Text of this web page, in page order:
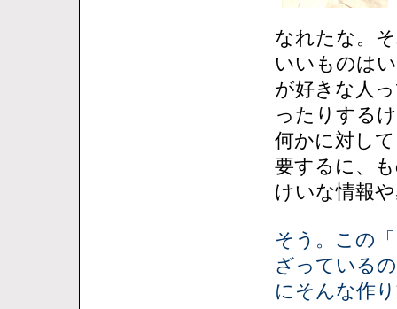
なれたな。
いいものは
が好きな人
ったりする
何かに対し
要するに、
けいな情報
そう。この
ざっている
にそんな作